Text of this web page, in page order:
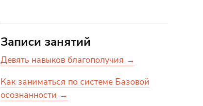
Записи занятий
Девять навыков благополучия →
Как заниматься по системе Базовой
осознанности →